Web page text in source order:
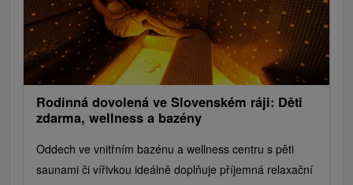
Rodinná dovolená ve Slovenském ráji: Děti
zdarma, wellness a bazény
Oddech ve vnitřním bazénu a wellness centru s pěti
saunami či vířivkou ideálně doplňuje příjemná relaxační